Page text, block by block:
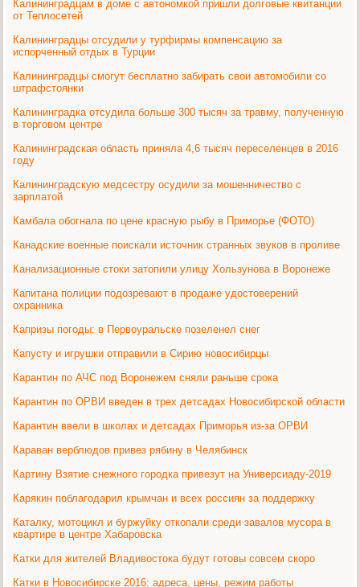
Калининградцам в доме с автономкой пришли долговые квитанции
от Теплосетей
Калининградцы отсудили у турфирмы компенсацию за
испорченный отдых в Турции
Калининградцы смогут бесплатно забирать свои автомобили со
штрафстоянки
Калининградка отсудила больше 300 тысяч за травму, полученную
в торговом центре
Калининградская область приняла 4,6 тысяч переселенцев в 2016
году
Калининградскую медсестру осудили за мошенничество с
зарплатой
Камбала обогнала по цене красную рыбу в Приморье (ФОТО)
Канадские военные поискали источник странных звуков в проливе
Канализационные стоки затопили улицу Хользунова в Воронеже
Капитана полиции подозревают в продаже удостоверений
охранника
Капризы погоды: в Первоуральске позеленел снег
Капусту и игрушки отправили в Сирию новосибирцы
Карантин по АЧС под Воронежем сняли раньше срока
Карантин по ОРВИ введен в трех детсадах Новосибирской области
Карантин ввели в школах и детсадах Приморья из-за ОРВИ
Караван верблюдов привез рябину в Челябинск
Картину Взятие снежного городка привезут на Универсиаду-2019
Карякин поблагодарил крымчан и всех россиян за поддержку
Каталку, мотоцикл и буржуйку откопали среди завалов мусора в
квартире в центре Хабаровска
Катки для жителей Владивостока будут готовы совсем скоро
Катки в Новосибирске 2016: адреса, цены, режим работы